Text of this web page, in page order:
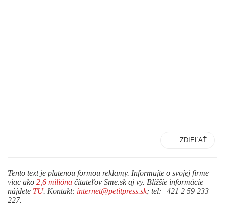
ZDIEĽAŤ
Tento text je platenou formou reklamy. Informujte o svojej firme
viac ako 2,6 milióna čitateľov Sme.sk aj vy. Bližšie informácie
nájdete TU. Kontakt: internet@petitpress.sk; tel:+421 2 59 233
227.